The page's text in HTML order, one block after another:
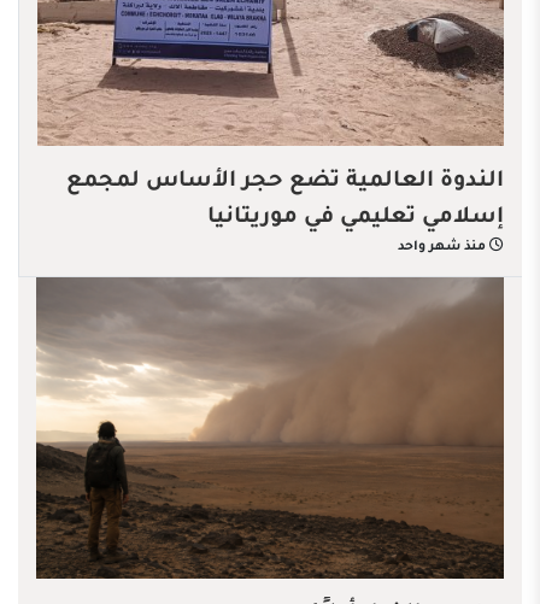
الندوة العالمية تضع حجر الأساس لمجمع
إسلامي تعليمي في موريتانيا
منذ شهر واحد